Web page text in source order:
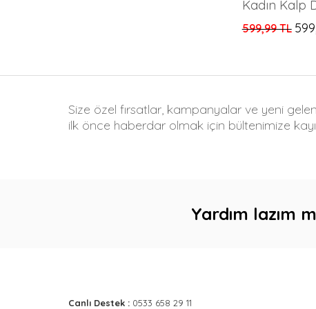
599,99 TL
Size özel fırsatlar, kampanyalar ve yeni
ilk önce haberdar olmak için bültenimize
Yardım lazım
Canlı Destek : 0533 658 29 11